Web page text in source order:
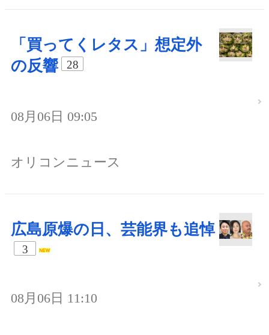
「買ってくレタス」想定外
の反響
28
08月06日 09:05
オリコンニュース
広島原爆の日、芸能界も追悼
3
08月06日 11:10